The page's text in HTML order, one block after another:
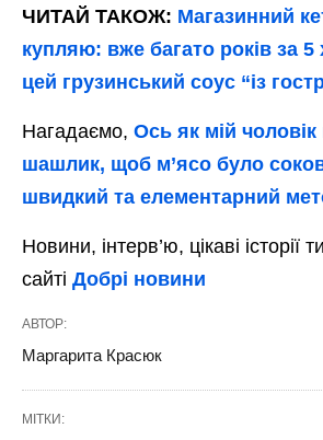
ЧИТАЙ ТАКОЖ: Магазинний
купляю: вже багато років за
цей грузинський соус “із
Нагадаємо, Ось як мій
шашлик, щоб м’ясо було
швидкий та елементарний
Новини, інтерв’ю, цікаві історії
сайті Добрі новини
АВТОР:
Маргарита Красюк
МІТКИ: